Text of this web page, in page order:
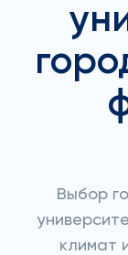
Выбор
климат